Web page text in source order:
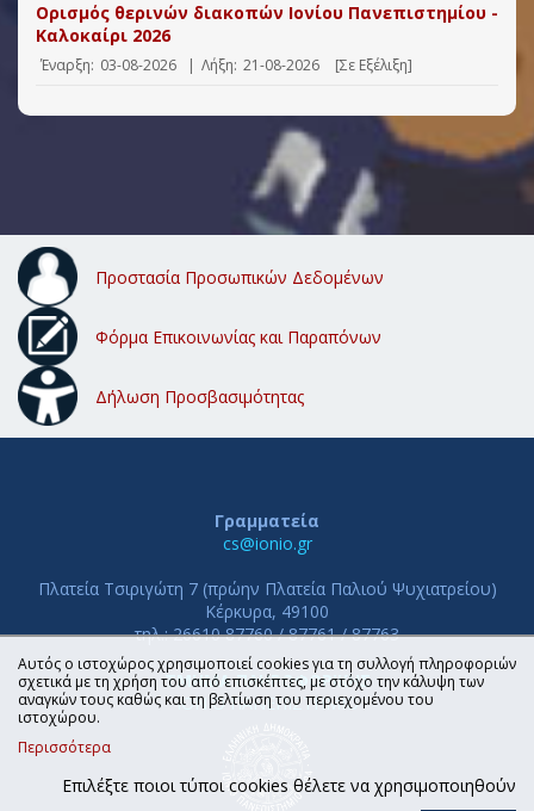
Ορισμός θερινών διακοπών Ιονίου Πανεπιστημίου -
Καλοκαίρι 2026
Έναρξη: 03-08-2026 | Λήξη: 21-08-2026 [Σε Εξέλιξη]
Προστασία Προσωπικών Δεδομένων
Φόρμα Επικοινωνίας και Παραπόνων
Δήλωση Προσβασιμότητας
Γραμματεία
cs@ionio.gr
Πλατεία Τσιριγώτη 7 (πρώην Πλατεία Παλιού Ψυχιατρείου)
Κέρκυρα, 49100
τηλ.: 26610 87760 / 87761 / 87763
ΤΜΗΜΑ ΠΛΗΡΟΦΟΡΙΚΗΣ
ΙΟΝΙΟ ΠΑΝΕΠΙΣΤΗΜΙΟ
Αυτός ο ιστοχώρος χρησιμοποιεί cookies για τη συλλογή πληροφοριών
σχετικά με τη χρήση του από επισκέπτες, με στόχο την κάλυψη των
αναγκών τους καθώς και τη βελτίωση του περιεχομένου του
ιστοχώρου.
Περισσότερα
Επιλέξτε ποιοι τύποι cookies θέλετε να χρησιμοποιηθούν